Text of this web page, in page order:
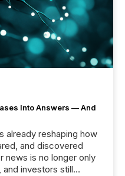
Into Answers — And
already reshaping how
and discovered
news is no longer only
and investors still